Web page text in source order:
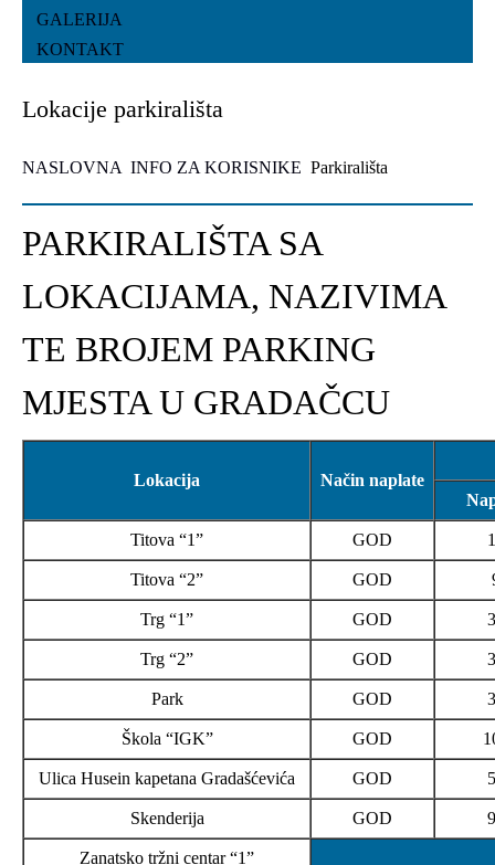
GALERIJA
KONTAKT
Lokacije parkirališta
NASLOVNA INFO ZA KORISNIKE Parkirališta
PARKIRALIŠTA SA
LOKACIJAMA, NAZIVIMA
TE BROJEM PARKING
MJESTA U GRADAČCU
Lokacija
Način naplate
Titova “1” GOD
Titova “2” GOD
Trg “1” GOD
Trg “2” GOD
Park GOD
Škola “IGK” GOD
Ulica Husein kapetana Gradašćevića GOD
Skenderija GOD
Zanatsko tržni centar “1”